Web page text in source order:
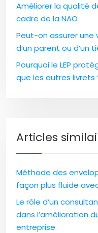
Améliorer la qualité
cadre de la NAO
Peut-on assurer une
d’un parent ou d’un
Pourquoi le LEP
que les autres livrets
Articles
Méthode des
façon plus fluide
Le rôle d’un
dans l’amélioration
entreprise